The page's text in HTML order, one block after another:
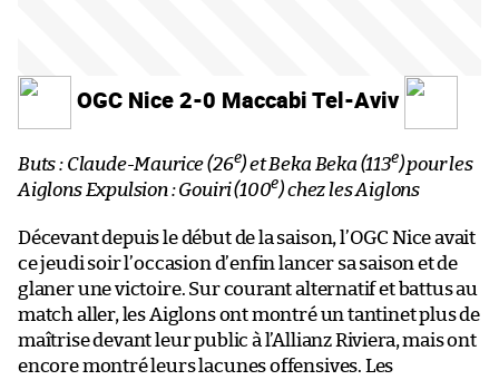
OGC Nice 2-0 Maccabi Tel-Aviv
Buts : Claude-Maurice (26e) et Beka Beka (113e) pour les
Aiglons Expulsion : Gouiri (100e) chez les Aiglons
Décevant depuis le début de la saison, l’OGC Nice avait
ce jeudi soir l’occasion d’enfin lancer sa saison et de
glaner une victoire. Sur courant alternatif et battus au
match aller, les Aiglons ont montré un tantinet plus de
maîtrise devant leur public à l’Allianz Riviera, mais ont
encore montré leurs lacunes offensives. Les